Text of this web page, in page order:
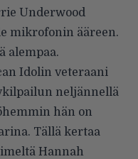
Underwood
mikrofonin ääreen.
alempaa.
Idolin veteraani
neljännellä
hän on
Tällä kertaa
Hannah